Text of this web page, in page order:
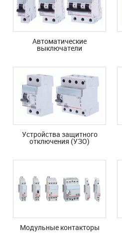
Автоматические
выключатели
Устройства защитного
отключения (УЗО)
Модульные контакторы